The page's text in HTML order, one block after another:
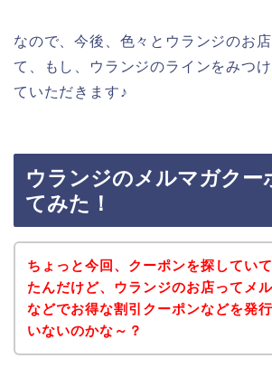
なので、今後、色々とウランジのお
て、もし、ウランジのラインをみつ
ていただきます♪
ウランジのメルマガクー
てみた！
ちょっと今回、クーポンを探してい
たんだけど、ウランジのお店ってメ
などでお得な割引クーポンなどを発
いないのかな～？